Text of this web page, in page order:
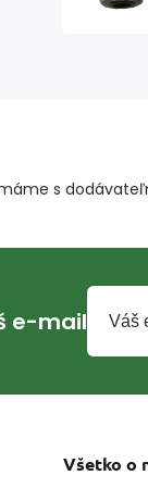
s
e-mail
Všetko o